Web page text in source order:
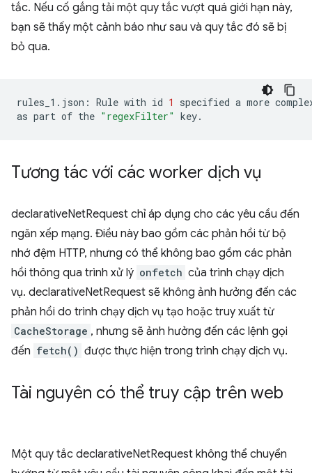
tắc. Nếu cố gắng tải một quy tắc vượt quá giới hạn này,
bạn sẽ thấy một cảnh báo như sau và quy tắc đó sẽ bị
bỏ qua.
rules_1.json: Rule with id 1 specified a more
as part of the "regexFilter"
Tương tác với các worker dịch vụ
declarativeNetRequest chỉ áp dụng cho các yêu cầu đến
ngăn xếp mạng. Điều này bao gồm các phản hồi từ bộ
nhớ đệm HTTP, nhưng có thể không bao gồm các phản
hồi thông qua trình xử lý onfetch của trình chạy dịch
vụ. declarativeNetRequest sẽ không ảnh hưởng đến các
phản hồi do trình chạy dịch vụ tạo hoặc truy xuất từ
CacheStorage , nhưng sẽ ảnh hưởng đến các lệnh gọi
đến fetch() được thực hiện trong trình chạy dịch vụ.
Tài nguyên có thể truy cập trên web
Một quy tắc declarativeNetRequest không thể chuyển